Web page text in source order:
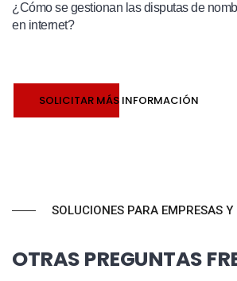
¿Cómo se gestionan las disputas de
en internet?
SOLICITAR MÁS INFORMACIÓN
SOLUCIONES PARA EMPRESAS Y
OTRAS PREGUNTAS